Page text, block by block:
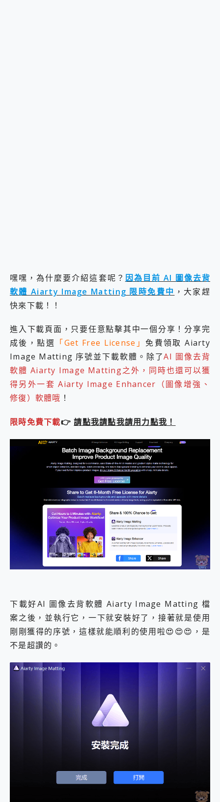
嘿嘿，為什麼要介紹這套呢？ 因為目前 AI 圖像去背
軟體 Aiarty Image Matting 限時免費中 ，大家趕
快來下載！！
進入下載頁面，只要任意點擊其中一個分享！分享完
成後，點選 「Get Free License」 免費領取 Aiarty
Image Matting 序號並下載軟體。除了AI 圖像去背
軟體 Aiarty Image Matting之外，同時也還可以獲
得另外一套 Aiarty Image Enhancer（圖像增強、
修復）軟體哦 ！
限時免費下載👉請點我請點我請用力點我！
下載好AI 圖像去背軟體 Aiarty Image Matting 檔
案之後，並執行它，一下就安裝好了，接著就是使用
剛剛獲得的序號，這樣就能順利的使用啦😍😍😍，是
不是超讚的。